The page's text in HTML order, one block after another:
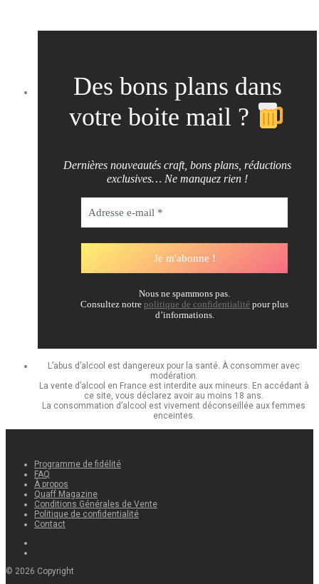
Des bons plans dans
votre boite mail ?
Dernières nouveautés craft, bons plans, réductions
exclusives… Ne manquez rien !
Nous ne spammons pas.
Consultez notre politique de confidentialité pour plus
d’informations.
L’abus d’alcool est dangereux pour la santé. À consommer avec
modération.
La vente d’alcool en France est interdite aux mineurs. En accédant à
ce site, vous déclarez avoir au moins 18 ans.
La consommation d’alcool est vivement déconseillée aux femmes
enceintes.
Programme de fidélité
FAQ
À propos
Quaff Magazine
Conditions Générales de Vente
Politique de confidentialité
Contact
© 2026 Copyright